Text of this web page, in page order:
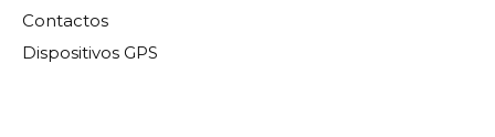
Contactos
Dispositivos GPS